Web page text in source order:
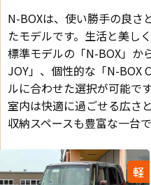
N-BOXは、使い勝手の良さ
たモデルです。生活と美し
標準モデルの「N-BOX」か
JOY」、個性的な「N-BOX
ルに合わせた選択が可能です
室内は快適に過ごせる広さ
収納スペースも豊富な一台で
軽